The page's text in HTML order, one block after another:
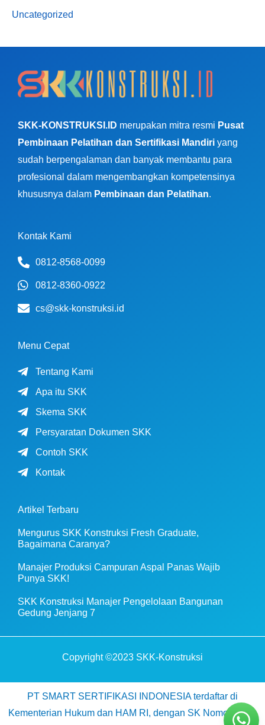
Uncategorized
SKK-KONSTRUKSI.ID merupakan mitra resmi Pusat
Pembinaan Pelatihan dan Sertifikasi Mandiri yang
sudah berpengalaman dan banyak membantu para
profesional dalam mengembangkan kompetensinya
khususnya dalam Pembinaan dan Pelatihan.
Kontak Kami
0812-8568-0099
0812-8360-0922
cs@skk-konstruksi.id
Menu Cepat
Tentang Kami
Apa itu SKK
Skema SKK
Persyaratan Dokumen SKK
Contoh SKK
Kontak
Artikel Terbaru
Mengurus SKK Konstruksi Fresh Graduate,
Bagaimana Caranya?
Manajer Produksi Campuran Aspal Panas Wajib
Punya SKK!
SKK Konstruksi Manajer Pengelolaan Bangunan
Gedung Jenjang 7
Copyright ©2023 SKK-Konstruksi
PT SMART SERTIFIKASI INDONESIA terdaftar di
Kementerian Hukum dan HAM RI, dengan SK Nomor AHU-